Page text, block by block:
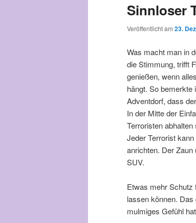
Sinnloser
Veröffentlicht am 23.
Was macht man in
die Stimmung, trifft
genießen, wenn
hängt. So bemerkte
Adventdorf, dass
In der Mitte der
Terroristen
Jeder Terrorist
anrichten. Der Zaun
SUV.
Etwas mehr Schutz
lassen können.
mulmiges Gefühl